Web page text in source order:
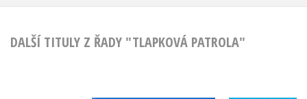
DALŠÍ TITULY Z ŘADY "TLAPKOVÁ PATROLA"